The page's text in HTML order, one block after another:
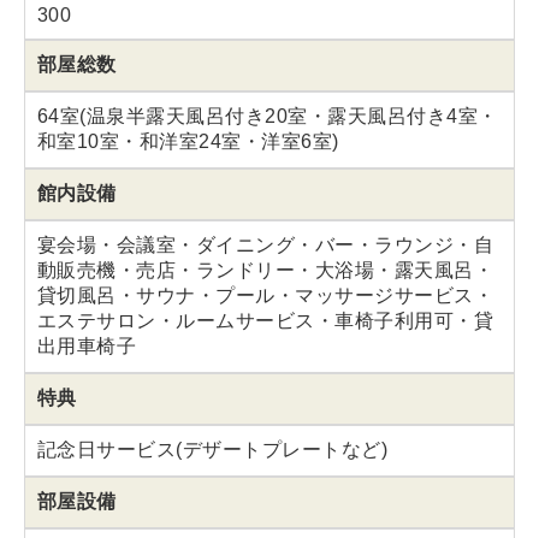
300
部屋総数
64室(温泉半露天風呂付き20室・露天風呂付き4室・
和室10室・和洋室24室・洋室6室)
館内設備
宴会場・会議室・ダイニング・バー・ラウンジ・自
動販売機・売店・ランドリー・大浴場・露天風呂・
貸切風呂・サウナ・プール・マッサージサービス・
エステサロン・ルームサービス・車椅子利用可・貸
出用車椅子
特典
記念日サービス(デザートプレートなど)
部屋設備